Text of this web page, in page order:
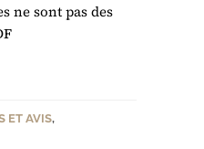
ne sont pas des
ET AVIS,